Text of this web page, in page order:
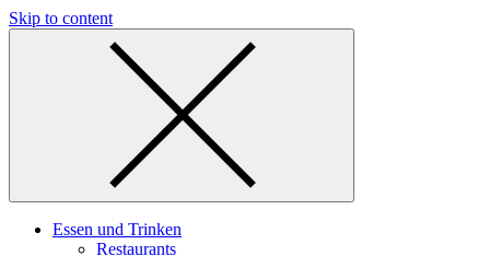
Skip to content
Essen und Trinken
Restaurants